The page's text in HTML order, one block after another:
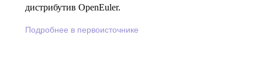
дистрибутив OpenEuler.
Подробнее в первоисточнике